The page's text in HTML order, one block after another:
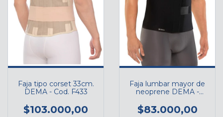
Faja tipo corset 33cm.
DEMA - Cod. F433
$103.000,00
Faja lumbar mayor de
neoprene DEMA -
$83.000,00